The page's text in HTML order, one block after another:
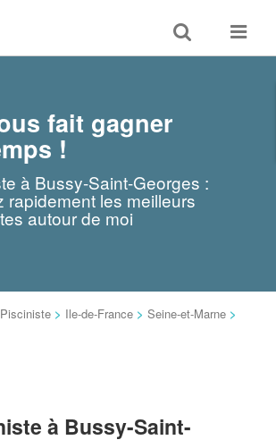
Toggle
search
Toggle
fait gagner
!
à Bussy-Saint-Georges :
rapidement les meilleurs
autour de moi
> Ile-de-France > Seine-et-Marne >
à Bussy-Saint-